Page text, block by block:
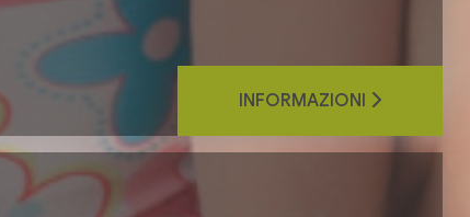
INFORMAZIONI